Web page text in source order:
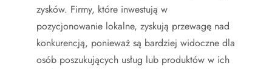
zysków. Firmy, które inwestują w
pozycjonowanie lokalne, zyskują przewagę nad
konkurencją, ponieważ są bardziej widoczne dla
osób poszukujących usług lub produktów w ich